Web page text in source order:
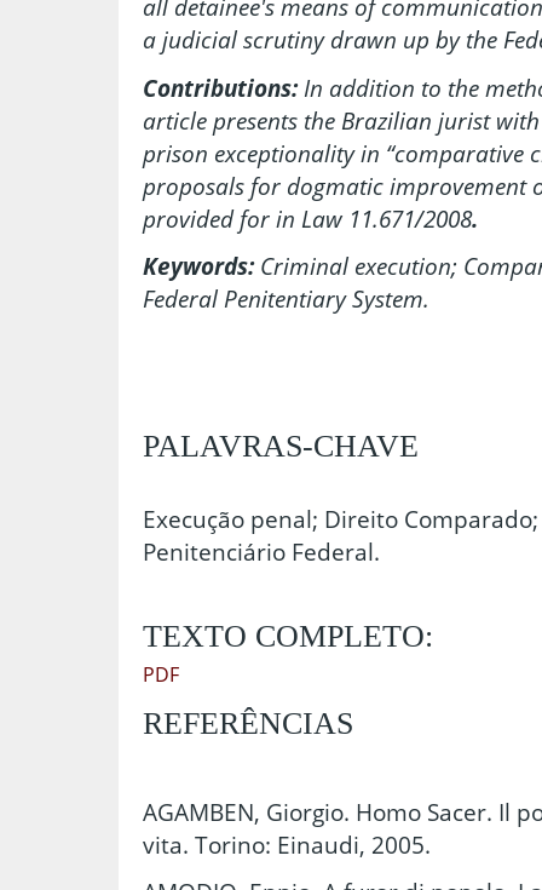
all detainee's means of
a judicial scrutiny drawn up by the
Contributions:In addition to the
article presents the Brazilian jurist
prison exceptionality in “comparative
proposals for dogmatic improvement
provided for in Law 11.671/2008.
Keywords:Criminal execution;
Federal Penitentiary System.
PALAVRAS-CHAVE
Execução penal; Direito
Penitenciário Federal.
TEXTO COMPLETO:
PDF
REFERÊNCIAS
AGAMBEN, Giorgio. Homo Sacer. Il
vita. Torino: Einaudi, 2005.